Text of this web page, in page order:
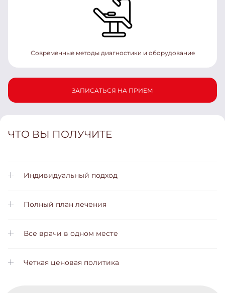
Современные методы диагностики и оборудование
ЗАПИСАТЬСЯ НА ПРИЕМ
ЧТО ВЫ ПОЛУЧИТЕ
Индивидуальный подход
Личный менеджер позаботится о Вас на всех этапах лечения
Полный план лечения
Вы получите подробный план лечения с пояснениями на
всех этапах
Все врачи в одном месте
Вам не нужно будет обращаться в другие больницы. Все
услуги вы сможете получить у нас
Четкая ценовая политика